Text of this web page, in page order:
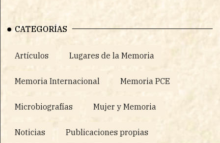
CATEGORÍAS
Artículos Lugares de la Memoria
Memoria Internacional Memoria PCE
Microbiografías Mujer y Memoria
Noticias Publicaciones propias